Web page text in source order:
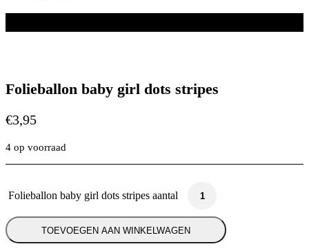
Folieballon baby girl dots stripes
€3,95
4 op voorraad
Folieballon baby girl dots stripes aantal
TOEVOEGEN AAN WINKELWAGEN